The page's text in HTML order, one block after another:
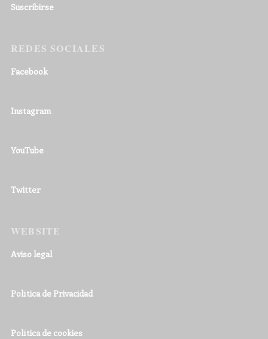
Suscribirse
REDES SOCIALES
Facebook
Instagram
YouTube
Twitter
WEBSITE
Aviso legal
Política de Privacidad
Política de cookies